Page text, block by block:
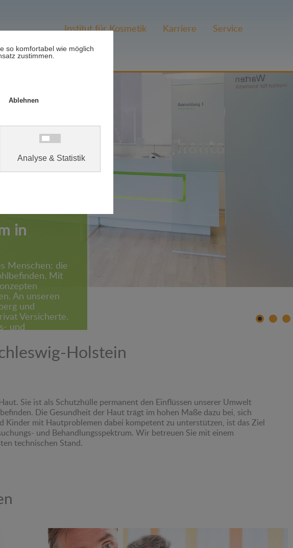
Institut für Kosmetik Karriere Service
und
in
Menschen: die
Mit
An unseren
und
Versicherte.
und
Holstein
Sie ist als Schutzhülle permanent den Einflüssen unserer Umwelt
Die Gesundheit der Haut trägt im hohen Maße dazu bei, sich
Kinder mit Hautproblemen dabei kompetent zu unterstützen, ist das Ziel
und Behandlungsspektrum. Wir betreuen Sie mit einem
technischen Stand.